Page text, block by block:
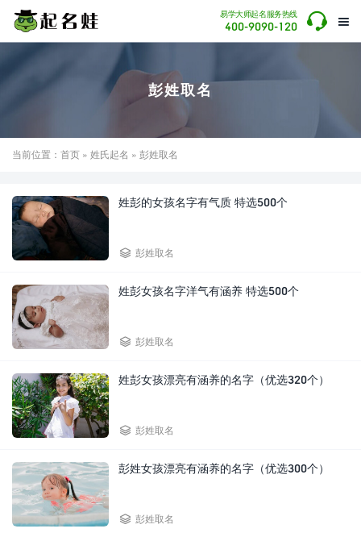

易学大师起名服务热线
400-9090-120 
彭姓取名
当前位置： 首页 » 姓氏起名 » 彭姓取名
姓彭的女孩名字有气质 特选500个
 彭姓取名
姓彭女孩名字洋气有涵养 特选500个
 彭姓取名
姓彭女孩漂亮有涵养的名字（优选320个）
 彭姓取名
彭姓女孩漂亮有涵养的名字（优选300个）
 彭姓取名